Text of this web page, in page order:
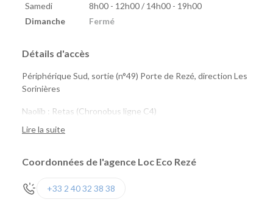
Samedi
8h00 - 12h00 / 14h00 - 19h00
Dimanche
Fermé
Détails d'accès
Périphérique Sud, sortie (n°49) Porte de Rezé, direction Les
Sorinières
Naolib : Retas (Chronobus ligne C4)
Lire la suite
Coordonnées de l'agence Loc Eco Rezé
+33 2 40 32 38 38